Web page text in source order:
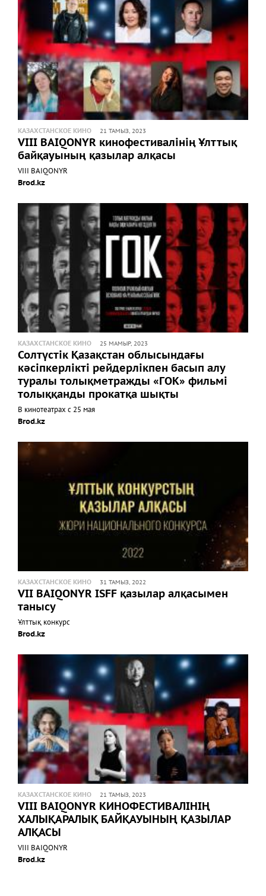
КАЗАХСТАНСКОЕ КИНО 21 ТАМЫЗ, 2023
VIII BAIQONYR кинофестивалінің Ұлттық
байқауының қазылар алқасы
VIII BAIQONYR
Brod.kz
КАЗАХСТАНСКОЕ КИНО 25 МАМЫР, 2023
Солтүстік Қазақстан облысындағы
кәсіпкерлікті рейдерлікпен басып алу
туралы толықметражды «ГОК» фильмі
толыққанды прокатқа шықты
В кинотеатрах с 25 мая
Brod.kz
КАЗАХСТАНСКОЕ КИНО 31 ТАМЫЗ, 2022
VII BAIQONYR ISFF қазылар алқасымен
танысу
Ұлттық конкурс
Brod.kz
КАЗАХСТАНСКОЕ КИНО 21 ТАМЫЗ, 2023
VIII BAIQONYR КИНОФЕСТИВАЛІНІҢ
ХАЛЫҚАРАЛЫҚ БАЙҚАУЫНЫҢ ҚАЗЫЛАР
АЛҚАСЫ
VIII BAIQONYR
Brod.kz